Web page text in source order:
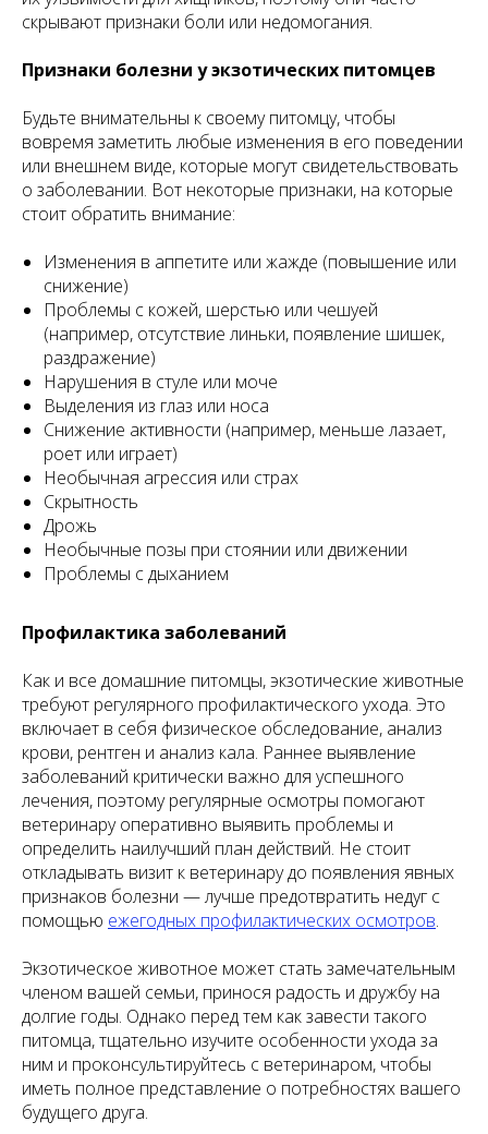
скрывают признаки боли или недомогания.
Признаки болезни у экзотических питомцев
Будьте внимательны к своему питомцу, чтобы
вовремя заметить любые изменения в его поведении
или внешнем виде, которые могут свидетельствовать
о заболевании. Вот некоторые признаки, на которые
стоит обратить внимание:
Изменения в аппетите или жажде (повышение или
снижение)
Проблемы с кожей, шерстью или чешуей
(например, отсутствие линьки, появление шишек,
раздражение)
Нарушения в стуле или моче
Выделения из глаз или носа
Снижение активности (например, меньше лазает,
роет или играет)
Необычная агрессия или страх
Скрытность
Дрожь
Необычные позы при стоянии или движении
Проблемы с дыханием
Профилактика заболеваний
Как и все домашние питомцы, экзотические животные
требуют регулярного профилактического ухода. Это
включает в себя физическое обследование, анализ
крови, рентген и анализ кала. Раннее выявление
заболеваний критически важно для успешного
лечения, поэтому регулярные осмотры помогают
ветеринару оперативно выявить проблемы и
определить наилучший план действий. Не стоит
откладывать визит к ветеринару до появления явных
признаков болезни — лучше предотвратить недуг с
помощью ежегодных профилактических осмотров.
Экзотическое животное может стать замечательным
членом вашей семьи, принося радость и дружбу на
долгие годы. Однако перед тем как завести такого
питомца, тщательно изучите особенности ухода за
ним и проконсультируйтесь с ветеринаром, чтобы
иметь полное представление о потребностях вашего
будущего друга.